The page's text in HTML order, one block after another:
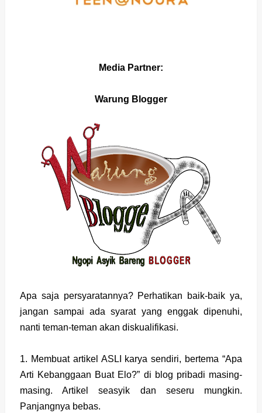
Media Partner:
Warung Blogger
Apa saja persyaratannya? Perhatikan baik-baik ya,
jangan sampai ada syarat yang enggak dipenuhi,
nanti teman-teman akan diskualifikasi.
1. Membuat artikel ASLI karya sendiri, bertema “Apa
Arti Kebanggaan Buat Elo?” di blog pribadi masing-
masing. Artikel seasyik dan seseru mungkin.
Panjangnya bebas.